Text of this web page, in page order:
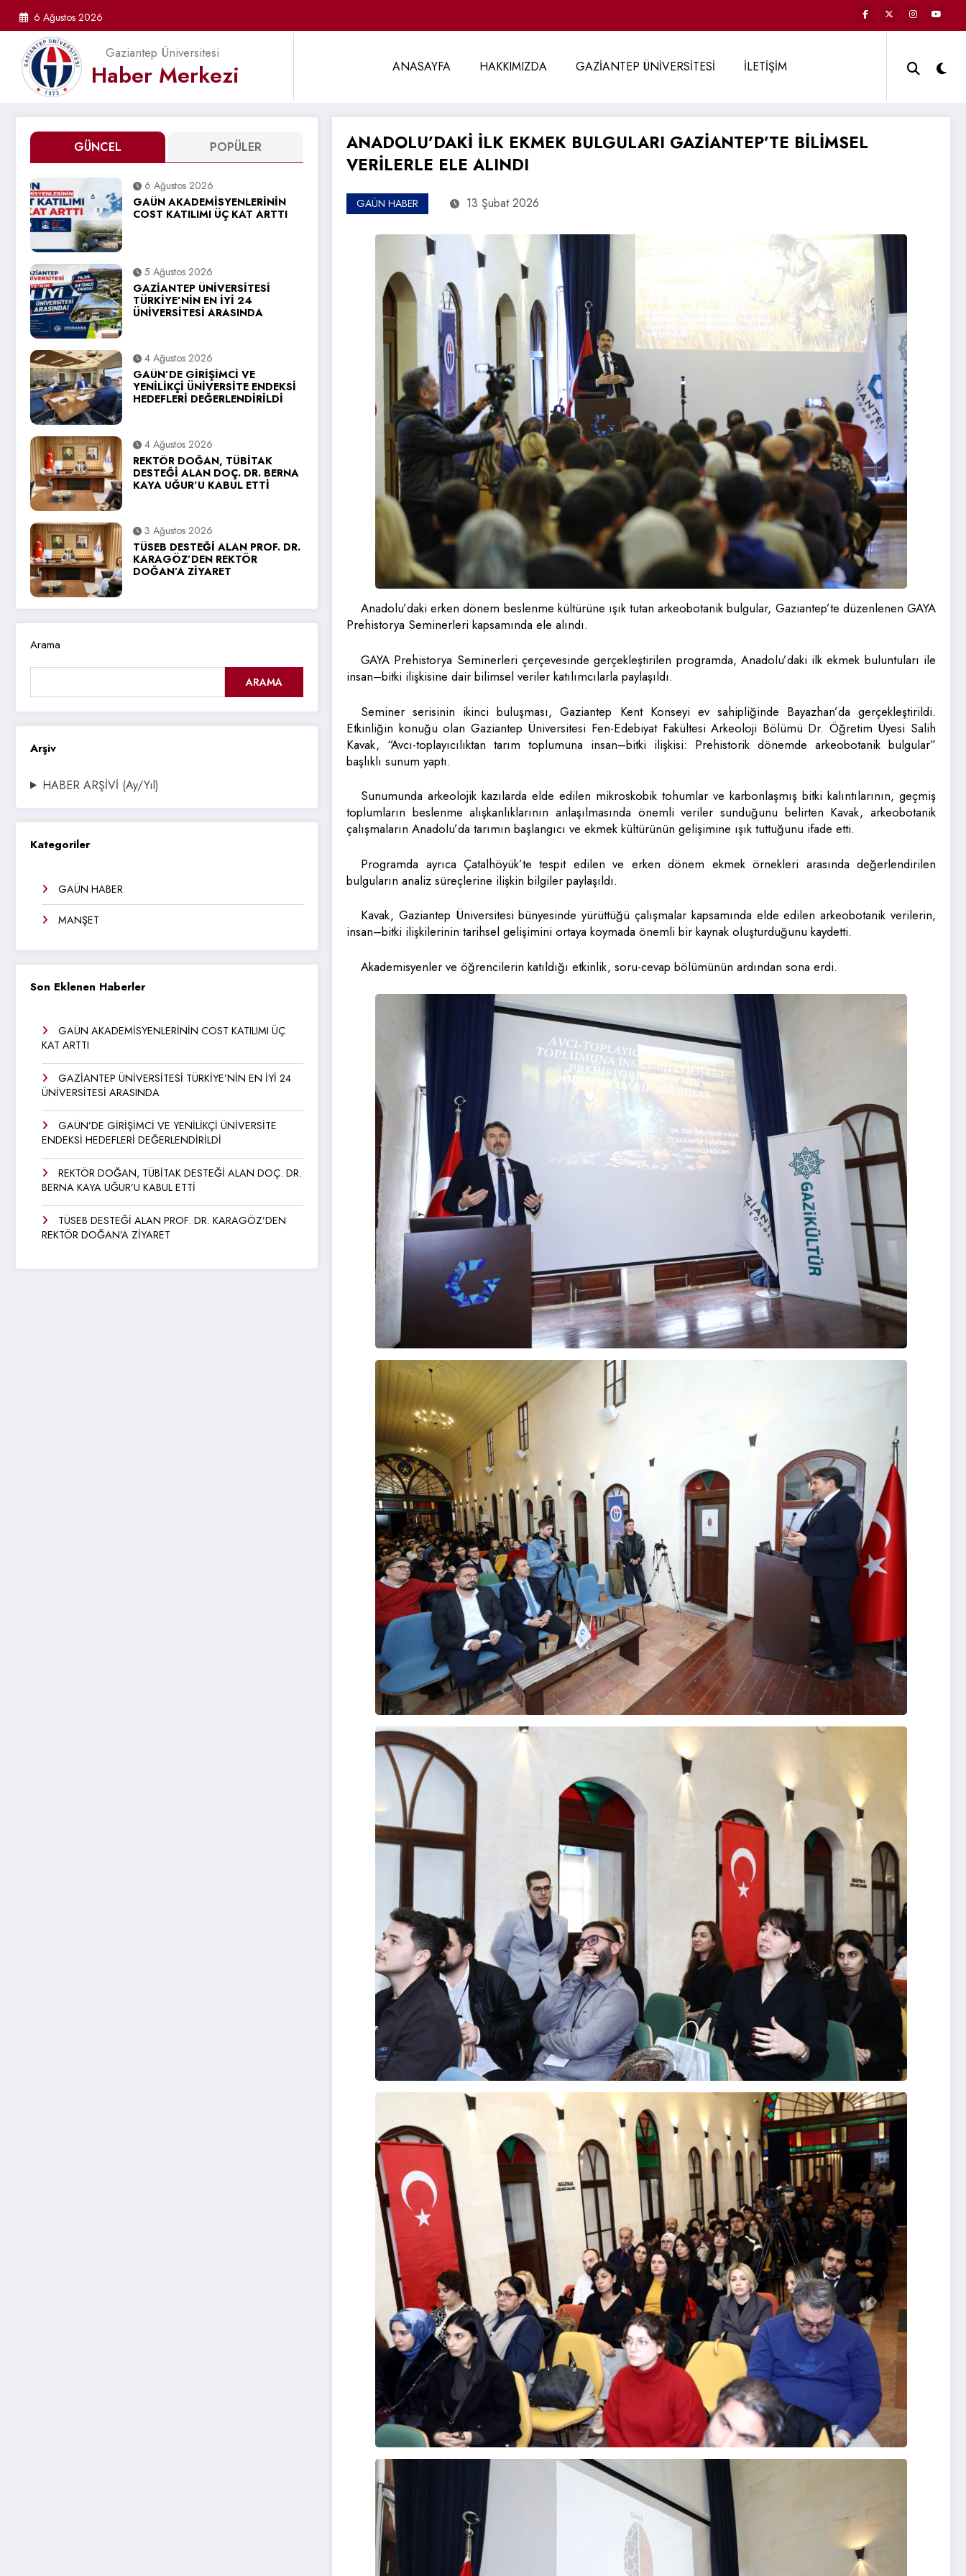
6 Ağustos 2026
Gaziantep Üniversitesi
Haber Merkezi ANASAYFA HAKKIMIZDA GAZİANTEP ÜNİVERSİTESİ İLETİŞİM
GÜNCEL POPÜLER
6 Ağustos 2026
GAÜN AKADEMİSYENLERİNİN
COST KATILIMI ÜÇ KAT ARTTI
5 Ağustos 2026
GAZİANTEP ÜNİVERSİTESİ
TÜRKİYE’NİN EN İYİ 24
ÜNİVERSİTESİ ARASINDA
4 Ağustos 2026
GAÜN’DE GİRİŞİMCİ VE
YENİLİKÇİ ÜNİVERSİTE ENDEKSİ
HEDEFLERİ DEĞERLENDİRİLDİ
4 Ağustos 2026
REKTÖR DOĞAN, TÜBİTAK
DESTEĞİ ALAN DOÇ. DR. BERNA
KAYA UĞUR’U KABUL ETTİ
3 Ağustos 2026
TÜSEB DESTEĞİ ALAN PROF. DR.
KARAGÖZ’DEN REKTÖR
DOĞAN’A ZİYARET
Arama
ARAMA
Arşiv
HABER ARŞİVİ (Ay/Yıl)
Kategoriler
GAÜN HABER
MANŞET
Son Eklenen Haberler
GAÜN AKADEMİSYENLERİNİN COST KATILIMI ÜÇ
KAT ARTTI
GAZİANTEP ÜNİVERSİTESİ TÜRKİYE’NİN EN İYİ 24
ÜNİVERSİTESİ ARASINDA
GAÜN’DE GİRİŞİMCİ VE YENİLİKÇİ ÜNİVERSİTE
ENDEKSİ HEDEFLERİ DEĞERLENDİRİLDİ
REKTÖR DOĞAN, TÜBİTAK DESTEĞİ ALAN DOÇ. DR.
BERNA KAYA UĞUR’U KABUL ETTİ
TÜSEB DESTEĞİ ALAN PROF. DR. KARAGÖZ’DEN
REKTÖR DOĞAN’A ZİYARET
ANADOLU’DAKİ İLK EKMEK BULGULARI GAZİANTEP’TE BİLİMSEL
VERİLERLE ELE ALINDI
GAÜN HABER 13 Şubat 2026
Anadolu’daki erken dönem beslenme kültürüne ışık tutan arkeobotanik bulgular, Gaziantep’te düzenlenen GAYA
Prehistorya Seminerleri kapsamında ele alındı.
GAYA Prehistorya Seminerleri çerçevesinde gerçekleştirilen programda, Anadolu’daki ilk ekmek buluntuları ile
insan–bitki ilişkisine dair bilimsel veriler katılımcılarla paylaşıldı.
Seminer serisinin ikinci buluşması, Gaziantep Kent Konseyi ev sahipliğinde Bayazhan’da gerçekleştirildi.
Etkinliğin konuğu olan Gaziantep Üniversitesi Fen-Edebiyat Fakültesi Arkeoloji Bölümü Dr. Öğretim Üyesi Salih
Kavak, “Avcı-toplayıcılıktan tarım toplumuna insan–bitki ilişkisi: Prehistorik dönemde arkeobotanik bulgular”
başlıklı sunum yaptı.
Sunumunda arkeolojik kazılarda elde edilen mikroskobik tohumlar ve karbonlaşmış bitki kalıntılarının, geçmiş
toplumların beslenme alışkanlıklarının anlaşılmasında önemli veriler sunduğunu belirten Kavak, arkeobotanik
çalışmaların Anadolu’da tarımın başlangıcı ve ekmek kültürünün gelişimine ışık tuttuğunu ifade etti.
Programda ayrıca Çatalhöyük’te tespit edilen ve erken dönem ekmek örnekleri arasında değerlendirilen
bulguların analiz süreçlerine ilişkin bilgiler paylaşıldı.
Kavak, Gaziantep Üniversitesi bünyesinde yürüttüğü çalışmalar kapsamında elde edilen arkeobotanik verilerin,
insan–bitki ilişkilerinin tarihsel gelişimini ortaya koymada önemli bir kaynak oluşturduğunu kaydetti.
Akademisyenler ve öğrencilerin katıldığı etkinlik, soru-cevap bölümünün ardından sona erdi.